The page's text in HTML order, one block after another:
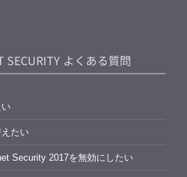
SECURITY よくある質問
たい
Security 2017を無効にしたい